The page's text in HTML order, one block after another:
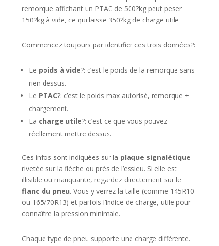
remorque affichant un PTAC de 500?kg peut peser
150?kg à vide, ce qui laisse 350?kg de charge utile.
Commencez toujours par identifier ces trois données?:
Le poids à vide?: c’est le poids de la remorque sans
rien dessus.
Le PTAC?: c’est le poids max autorisé, remorque +
chargement.
La charge utile?: c’est ce que vous pouvez
réellement mettre dessus.
Ces infos sont indiquées sur la plaque signalétique
rivetée sur la flèche ou près de l’essieu. Si elle est
illisible ou manquante, regardez directement sur le
flanc du pneu. Vous y verrez la taille (comme 145R10
ou 165/70R13) et parfois l’indice de charge, utile pour
connaître la pression minimale.
Chaque type de pneu supporte une charge différente.